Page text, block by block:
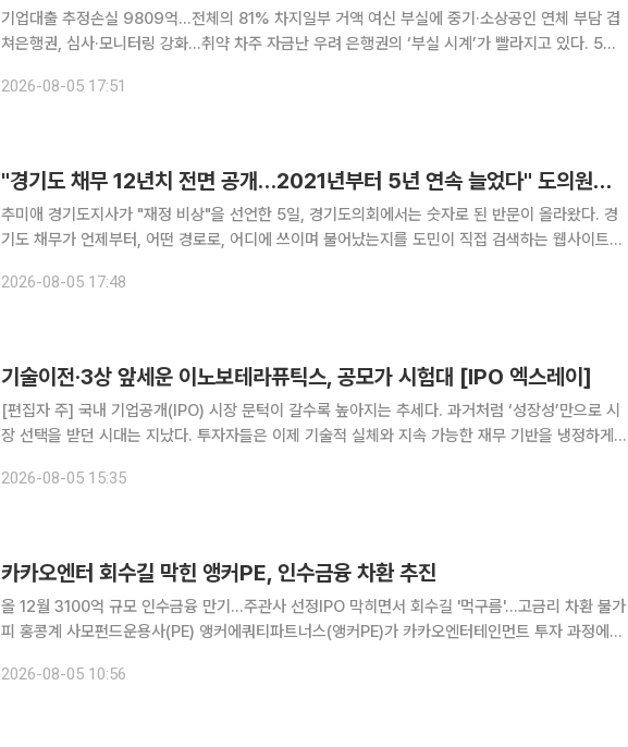
기업대출 추정손실 9809억…전체의 81% 차지일부 거액 여신 부실에 중기·소상공인 연체 부담 겹
쳐은행권, 심사·모니터링 강화…취약 차주 자금난 우려 은행권의 ‘부실 시계’가 빨라지고 있다. 5대
채권은 아니지만 5개 은행에서 동시에 증가했다는 점에서 경고
2026-08-05 17:51
"경기도 채무 12년치 전면 공개…2021년부터 5년 연속 늘었다" 도의원이 '빚 지도' 공개
추미애 경기도지사가 "재정 비상"을 선언한 5일, 경기도의회에서는 숫자로 된 반문이 올라왔다. 경
기도 채무가 언제부터, 어떤 경로로, 어디에 쓰이며 불어났는지를 도민이 직접 검색하는 웹사이트가
기도가 제출한 공식자료를 토대로 2014~2026년 채무·기금·지
2026-08-05 17:48
기술이전·3상 앞세운 이노보테라퓨틱스, 공모가 시험대 [IPO 엑스레이]
[편집자 주] 국내 기업공개(IPO) 시장 문턱이 갈수록 높아지는 추세다. 과거처럼 ‘성장성’만으로 시
장 선택을 받던 시대는 지났다. 투자자들은 이제 기술적 실체와 지속 가능한 재무 기반을 냉정하게
섰다. 본지는 상장을 앞둔 기업의 기술 경쟁력과 재무 건전성을 다
2026-08-05 15:35
카카오엔터 회수길 막힌 앵커PE, 인수금융 차환 추진
올 12월 3100억 규모 인수금융 만기…주관사 선정IPO 막히면서 회수길 '먹구름'…고금리 차환 불가
피 홍콩계 사모펀드운용사(PE) 앵커에쿼티파트너스(앵커PE)가 카카오엔터테인먼트 투자 과정에서
회수(엑시트)는 쉽지 않은 상황이지만, 앵커PE의 블라인드펀드(
2026-08-05 10:56